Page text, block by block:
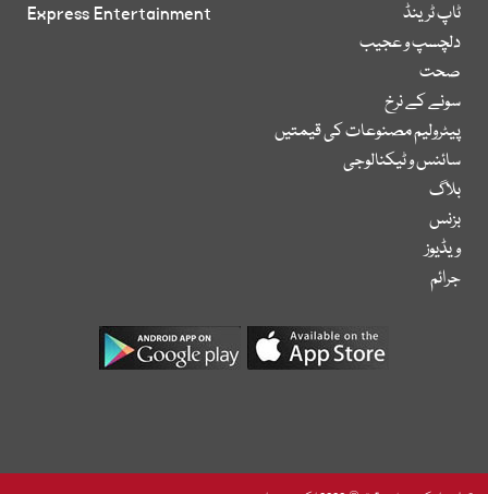
ٹاپ ٹرینڈ
دلچسپ و عجیب
صحت
سونے کے نرخ
پیٹرولیم مصنوعات کی قیمتیں
سائنس و ٹیکنالوجی
بلاگ
بزنس
ویڈیوز
جرائم
Express Entertainment